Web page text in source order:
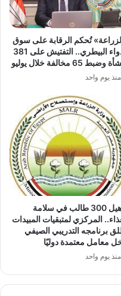
تُحكم الرقابة على سوق
الدواء البيطري.. التفتيش على 381
65 مخالفة خلال يوليو
منذ يوم واحد
لتأهيل 300 طالب في سلامة
المركزي لمتبقيات المبيدات
برنامجه التدريبي الصيفي
معامل معتمدة دوليًا
منذ يوم واحد